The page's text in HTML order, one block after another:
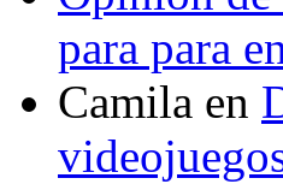
para para
Camila en